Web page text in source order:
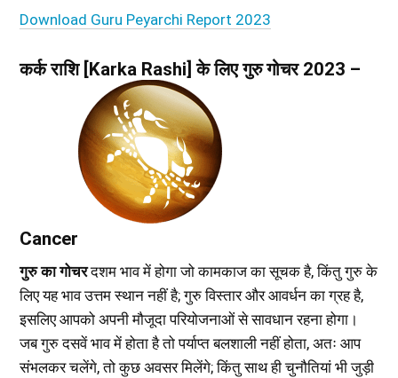
Download Guru Peyarchi Report 2023
कर्क राशि [Karka Rashi] के लिए गुरु गोचर 2023 –
Cancer
गुरु का गोचरदशम भाव में होगा जो कामकाज का सूचक है, किंतु गुरु के
लिए यह भाव उत्तम स्थान नहीं है; गुरु विस्तार और आवर्धन का ग्रह है,
इसलिए आपको अपनी मौजूदा परियोजनाओं से सावधान रहना होगा।
जब गुरु दसवें भाव में होता है तो पर्याप्त बलशाली नहीं होता, अतः आप
संभलकर चलेंगे, तो कुछ अवसर मिलेंगे; किंतु साथ ही चुनौतियां भी जुड़ी